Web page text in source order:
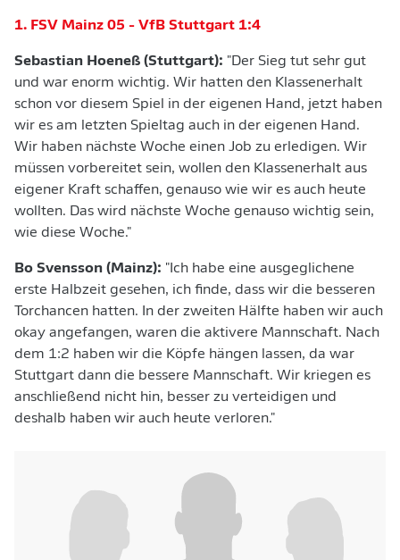
1. FSV Mainz 05 - VfB Stuttgart 1:4
Sebastian Hoeneß (Stuttgart): "Der Sieg tut sehr gut
und war enorm wichtig. Wir hatten den Klassenerhalt
schon vor diesem Spiel in der eigenen Hand, jetzt haben
wir es am letzten Spieltag auch in der eigenen Hand.
Wir haben nächste Woche einen Job zu erledigen. Wir
müssen vorbereitet sein, wollen den Klassenerhalt aus
eigener Kraft schaffen, genauso wie wir es auch heute
wollten. Das wird nächste Woche genauso wichtig sein,
wie diese Woche."
Bo Svensson (Mainz): "Ich habe eine ausgeglichene
erste Halbzeit gesehen, ich finde, dass wir die besseren
Torchancen hatten. In der zweiten Hälfte haben wir auch
okay angefangen, waren die aktivere Mannschaft. Nach
dem 1:2 haben wir die Köpfe hängen lassen, da war
Stuttgart dann die bessere Mannschaft. Wir kriegen es
anschließend nicht hin, besser zu verteidigen und
deshalb haben wir auch heute verloren."